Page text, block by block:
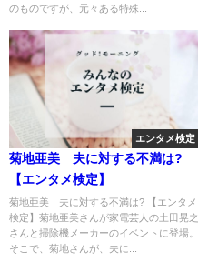
のものですが、元々ある特殊...
エンタメ検定
菊地亜美 夫に対する不満は?
【エンタメ検定】
菊地亜美 夫に対する不満は? 【エンタメ
検定】菊地亜美さんが家電芸人の土田晃之
さんと掃除機メーカーのイベントに登場。
そこで、菊地さんが、夫に...